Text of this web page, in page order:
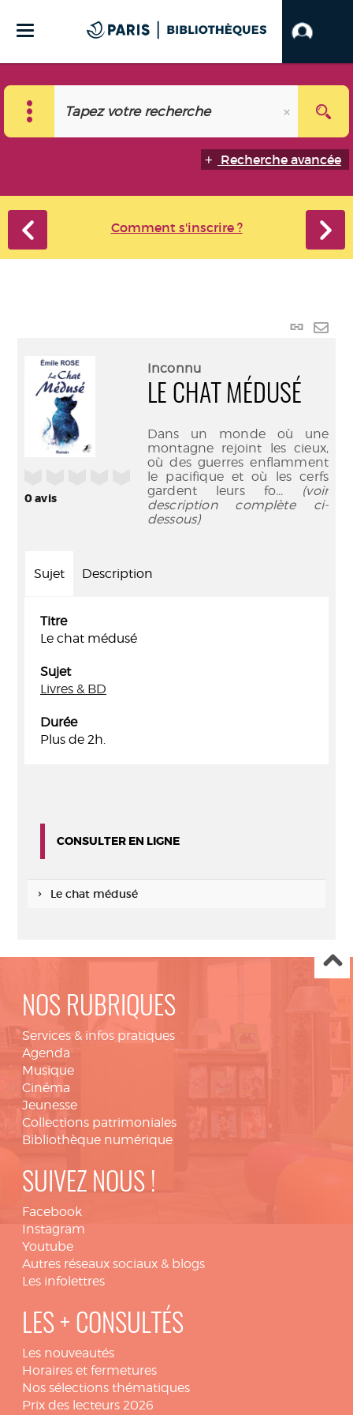
Recherche avancée
Comment s'inscrire ?
Lien
0avis
Inconnu
LE CHAT MÉDUSÉ
Dans un monde où une
montagne rejoint les cieux,
où des guerres enflamment
le pacifique et où les cerfs
gardent leurs fo... (voir
description complète ci-
dessous)
Sujet Description
Titre
Le chat médusé
Sujet
Livres & BD
Durée
Plus de 2h.
CONSULTER EN LIGNE
Le chat médusé
NOS RUBRIQUES
Services & infos pratiques
Agenda
Musique
Cinéma
Jeunesse
Collections patrimoniales
Bibliothèque numérique
SUIVEZ NOUS !
Facebook
Instagram
Youtube
Autres réseaux sociaux & blogs
Les infolettres
LES + CONSULTÉS
Les nouveautés
Horaires et fermetures
Nos sélections thématiques
Prix des lecteurs 2026